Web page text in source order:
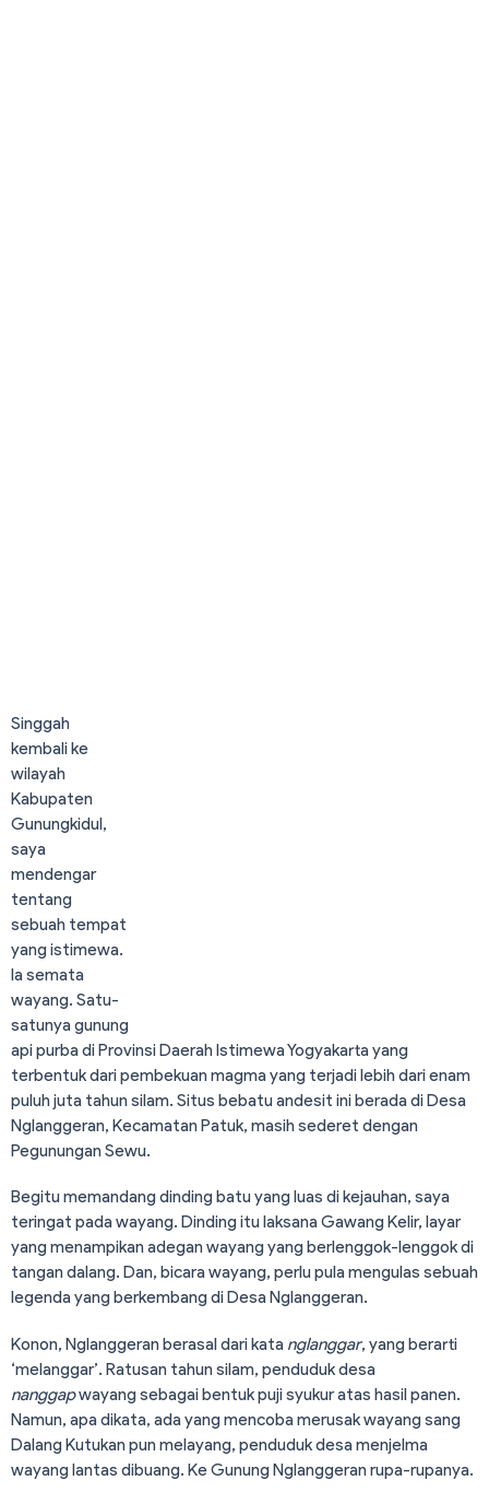
Singgah
kembali ke
wilayah
Kabupaten
Gunungkidul,
saya
mendengar
tentang
sebuah tempat
yang istimewa.
Ia semata
wayang. Satu-
satunya gunung
api purba di Provinsi Daerah Istimewa Yogyakarta yang
terbentuk dari pembekuan magma yang terjadi lebih dari enam
puluh juta tahun silam. Situs bebatu andesit ini berada di Desa
Nglanggeran, Kecamatan Patuk, masih sederet dengan
Pegunungan Sewu.
Begitu memandang dinding batu yang luas di kejauhan, saya
teringat pada wayang. Dinding itu laksana Gawang Kelir, layar
yang menampikan adegan wayang yang berlenggok-lenggok di
tangan dalang. Dan, bicara wayang, perlu pula mengulas sebuah
legenda yang berkembang di Desa Nglanggeran.
Konon, Nglanggeran berasal dari kata nglanggar, yang berarti
‘melanggar’. Ratusan tahun silam, penduduk desa
nanggapwayang sebagai bentuk puji syukur atas hasil panen.
Namun, apa dikata, ada yang mencoba merusak wayang sang
Dalang Kutukan pun melayang, penduduk desa menjelma
wayang lantas dibuang. Ke Gunung Nglanggeran rupa-rupanya.